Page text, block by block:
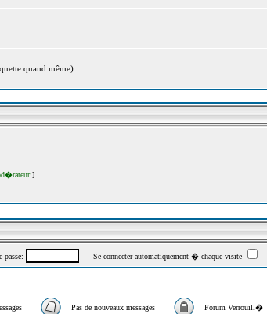
quand même).
]
Se connecter automatiquement � chaque visite
Pas de nouveaux messages Forum Verrouill�